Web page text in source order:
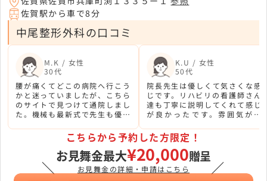
佐賀駅から車で8分
中尾整形外科の口コミ
M.K / 女性
30代
腰が痛くてどこの病院へ行こう
かと迷っていましたが、こちら
のサイトで見つけて通院しまし
た。機械も最新式で先生も優し
でした。信頼できるクリニック
K.U / 女性
50代
院長先生は優しくて気さくな感
じです。リハビリの看護師さん
達も丁寧に説明してくれて感じ
が良かったです。雰囲気が良
と思います。
＼
こちらから予約した方限定！
お見舞金最大¥20,000贈呈
お見舞金の詳細・申請はこちら ／